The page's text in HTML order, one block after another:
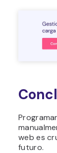
web es
futuro.